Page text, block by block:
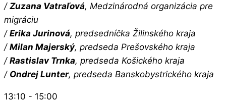
/ Zuzana Vatraľová, Medzinárodná organizácia pre
migráciu
/ Erika Jurinová, predsedníčka Žilinského kraja
/ Milan Majerský, predseda Prešovského kraja
/ Rastislav Trnka, predseda Košického kraja
/ Ondrej Lunter, predseda Banskobystrického kraja
13:10 - 15:00